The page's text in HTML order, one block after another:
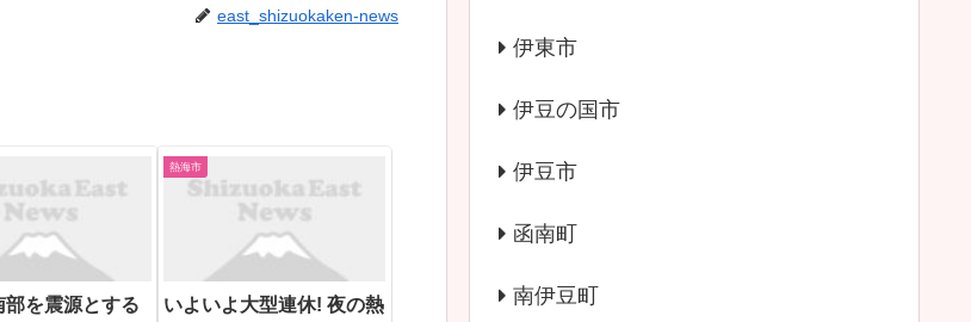
east_shizuokaken-news
部を震源とする
熱海市
いよいよ大型連休! 夜の熱
伊東市
伊豆の国市
伊豆市
函南町
南伊豆町